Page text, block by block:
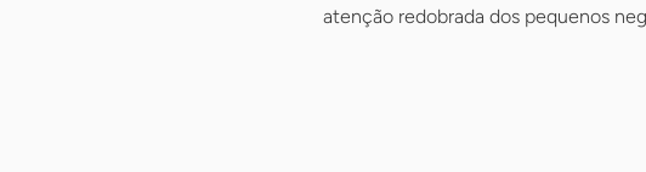
atenção redobrada dos pequenos